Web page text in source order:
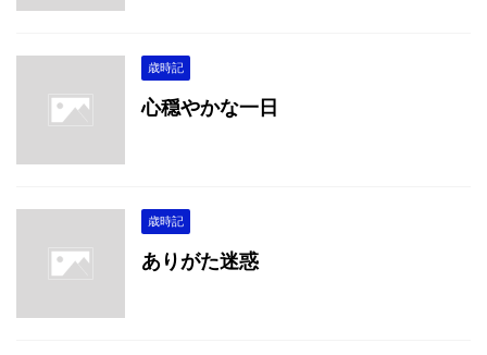
歳時記
心穏やかな一日
歳時記
ありがた迷惑